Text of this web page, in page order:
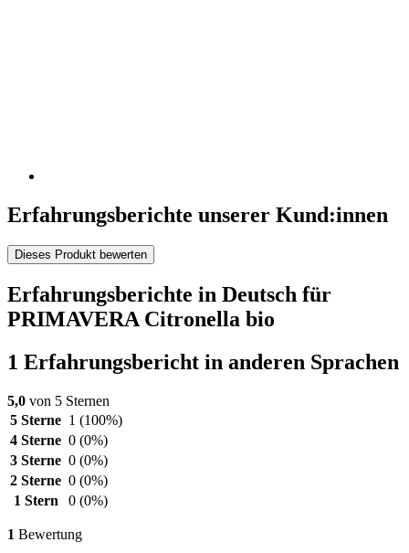
Erfahrungsberichte unserer Kund:innen
Dieses Produkt bewerten
Erfahrungsberichte in Deutsch für
PRIMAVERA Citronella bio
1 Erfahrungsbericht in anderen Sprachen
5,0 von 5 Sternen
5 Sterne 1 (100%)
4 Sterne 0 (0%)
3 Sterne 0 (0%)
2 Sterne 0 (0%)
1 Stern
0 (0%)
1 Bewertung